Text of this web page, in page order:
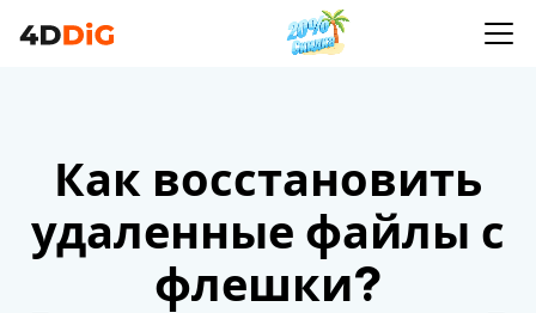
Как восстановить
удаленные файлы с
флешки?